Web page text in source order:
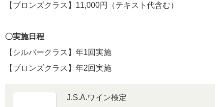
【ブロンズクラス】11,000円（テキスト代含む）
〇実施日程
【シルバークラス】年1回実施
【ブロンズクラス】年2回実施
J.S.A.ワイン検定